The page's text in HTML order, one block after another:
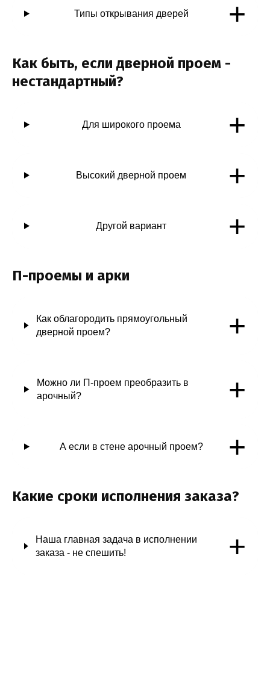
Типы открывания дверей +
Как быть, если дверной проем -
нестандартный?
Для широкого проема +
Высокий дверной проем +
Другой вариант +
П-проемы и арки
Как облагородить прямоугольный
дверной проем?
+
Можно ли П-проем преобразить в
арочный?
+
А если в стене арочный проем? +
Какие сроки исполнения заказа?
Наша главная задача в исполнении
заказа - не спешить!
+